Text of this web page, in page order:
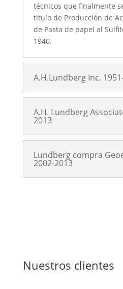
técnicos que finalmente
titulo de Producción de
de Pasta de papel al
1940.
A.H.Lundberg Inc.
A.H. Lundberg
2013
Lundberg compra
2002-2013
Nuestros clientes